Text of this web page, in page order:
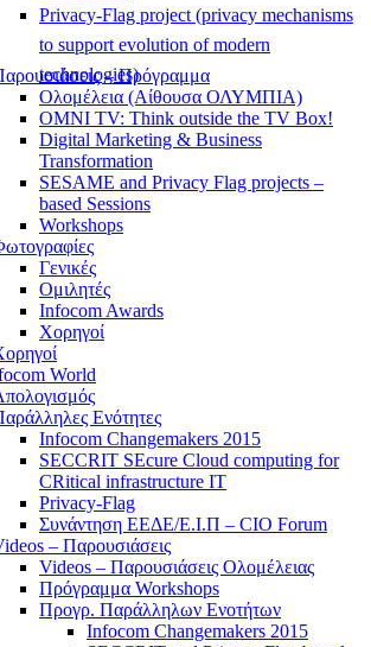
Privacy-Flag project (privacy mechanisms
to support evolution of modern
technologies)– Πρόγραμμα
Ολομέλεια (Αίθουσα ΟΛΥΜΠΙΑ)
OMNI TV: Think outside the TV Box!
Digital Marketing & Business
Transformation
SESAME and Privacy Flag projects –
based Sessions
Workshops
Γενικές
Ομιλητές
Infocom Awards
Χορηγοί
World
Ενότητες
Infocom Changemakers 2015
SECCRIT SEcure Cloud computing for
CRitical infrastructure IT
Privacy-Flag
Συνάντηση ΕΕΔΕ/Ε.Ι.Π – CIO Forum
– Παρουσιάσεις
Videos – Παρουσιάσεις Ολομέλειας
Πρόγραμμα Workshops
Προγρ. Παράλληλων Ενοτήτων
Infocom Changemakers 2015